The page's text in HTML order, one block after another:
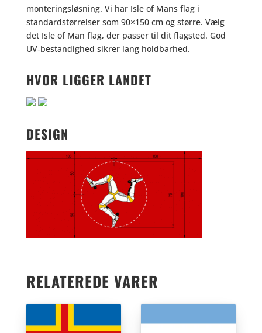
monteringsløsning. Vi har Isle of Mans flag i
standardstørrelser som 90×150 cm og større. Vælg
det Isle of Man flag, der passer til dit flagsted. God
UV‑bestandighed sikrer lang holdbarhed.
HVOR LIGGER LANDET
DESIGN
RELATEREDE VARER